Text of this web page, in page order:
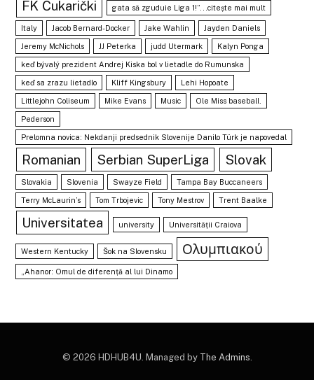
FK Čukarički gata să zguduie Liga 1!”...citește mai mult
Italy Jacob Bernard-Docker Jake Wahlin Jayden Daniels
Jeremy McNichols JJ Peterka judd Utermark Kalyn Ponga
keď bývalý prezident Andrej Kiska bol v lietadle do Rumunska
keď sa zrazu lietadlo Kliff Kingsbury Lehi Hopoate
Littlejohn Coliseum Mike Evans Music Ole Miss baseball.
Pederson
Prelomna novica: Nekdanji predsednik Slovenije Danilo Türk je napovedal
Romanian Serbian SuperLiga Slovak
Slovakia Slovenia Swayze Field Tampa Bay Buccaneers
Terry McLaurin’s Tom Trbojevic Tony Mestrov Trent Baalke
Universitatea university Universității Craiova
Western Kentucky Šok na Slovensku Ολυμπιακού
„Ahanor: Omul de diferență al lui Dinamo
© 2026 HDHUB4U. Managed by The Admins.